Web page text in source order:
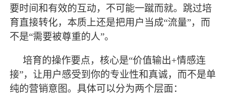
要时间和有效的互动，不可能一蹴而就。跳过培
育直接转化，本质上还是把用户当成“流量”，而
不是“需要被尊重的人”。
培育的操作要点，核心是“价值输出+情感连
接”，让用户感受到你的专业性和真诚，而不是单
纯的营销意图。具体可以分为两个层面：